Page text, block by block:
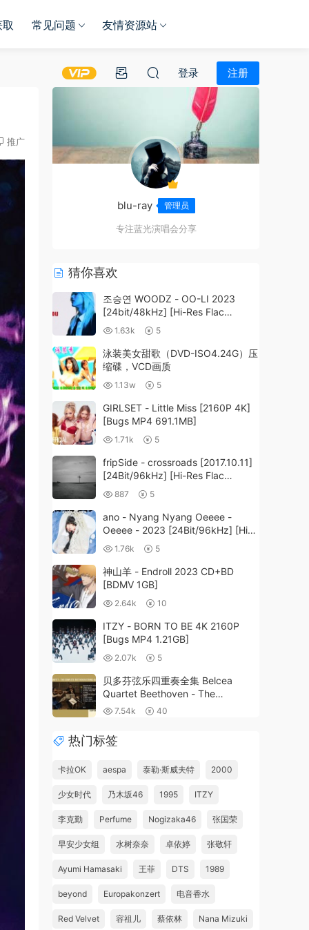
常见问题 友情资源站
登录 注册
推广
blu-ray 管理员
专注蓝光演唱会分享
猜你喜欢
조승연 WOODZ - OO-LI 2023
[24bit/48kHz] [Hi-Res Flac
272MB]
1.63k 5
泳装美女甜歌（DVD-ISO4.24G）压
缩碟，VCD画质
1.13w 5
GIRLSET - Little Miss [2160P 4K]
[Bugs MP4 691.1MB]
1.71k 5
fripSide - crossroads [2017.10.11]
[24Bit/96kHz] [Hi-Res Flac
2.51GB]
887 5
ano - Nyang Nyang Oeeee -
Oeeee - 2023 [24Bit/96kHz] [Hi-
Res Flac 489MB]
1.76k 5
神山羊 - Endroll 2023 CD+BD
[BDMV 1GB]
2.64k 10
ITZY - BORN TO BE 4K 2160P
[Bugs MP4 1.21GB]
2.07k 5
贝多芬弦乐四重奏全集 Belcea
Quartet Beethoven - The
Complete String Quartets 2012 4
7.54k 40
热门标签
卡拉OK aespa 泰勒·斯威夫特 2000
少女时代 乃木坂46 1995 ITZY
李克勤 Perfume Nogizaka46 张国荣
早安少女组 水树奈奈 卓依婷 张敬轩
Ayumi Hamasaki 王菲 DTS 1989
beyond Europakonzert 电音香水
Red Velvet 容祖儿 蔡依林 Nana Mizuki